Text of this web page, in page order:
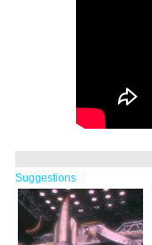
Suggestions